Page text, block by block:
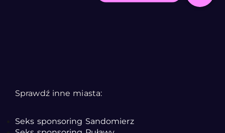
Sprawdź inne miasta:
Seks sponsoring Sandomierz